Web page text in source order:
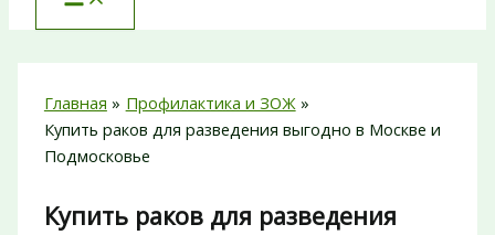
Главная
Профилактика и ЗОЖ
Купить раков для разведения выгодно в Москве и
Подмосковье
Купить раков для разведения